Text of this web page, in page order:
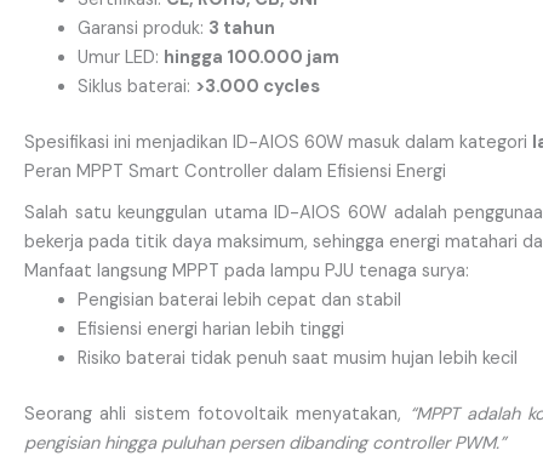
Garansi produk: 3 tahun
Umur LED: hingga 100.000 jam
Siklus baterai: >3.000 cycles
Spesifikasi ini menjadikan ID-AIOS 60W masuk dalam kategori
Peran MPPT Smart Controller dalam Efisiensi Energi
Salah satu keunggulan utama ID-AIOS 60W adalah
bekerja pada titik daya maksimum, sehingga energi matahari
Manfaat langsung MPPT pada lampu PJU tenaga surya:
Pengisian baterai lebih cepat dan stabil
Efisiensi energi harian lebih tinggi
Risiko baterai tidak penuh saat musim hujan lebih kecil
Seorang ahli sistem fotovoltaik menyatakan, “MPPT adalah
pengisian hingga puluhan persen dibanding controller PWM.”